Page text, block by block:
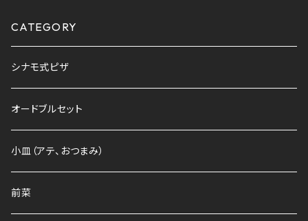
CATEGORY
シナモ式ピザ
オードブルセット
小皿（アテ、おつまみ）
前菜